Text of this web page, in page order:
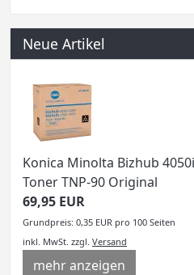
Neue Artikel
Konica Minolta Bizhub
Toner TNP-90 Original
69,95 EUR
Grundpreis: 0,35 EUR pro 100 Seiten
inkl. MwSt. zzgl. Versand
mehr anzeigen